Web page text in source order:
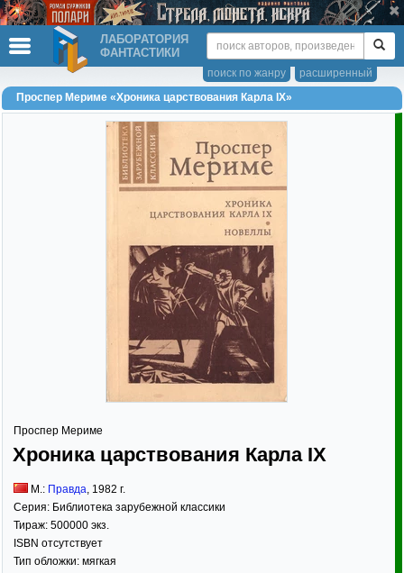
ЛАБОРАТОРИЯ
ФАНТАСТИКИ
расширенный
поиск по жанру
Проспер Мериме «Хроника царствования Карла IX»
Проспер Мериме
Хроника царствования Карла IX
М.: Правда, 1982 г.
Серия: Библиотека зарубежной классики
Тираж: 500000 экз.
ISBN отсутствует
Тип обложки: мягкая